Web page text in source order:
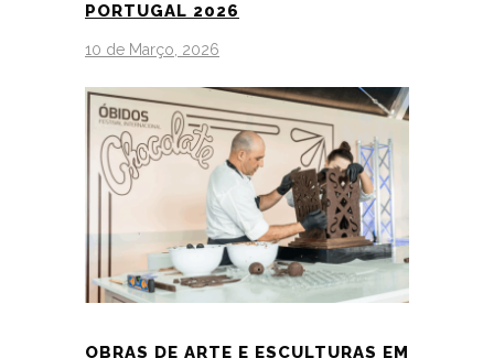
PORTUGAL 2026
10 de Março, 2026
OBRAS DE ARTE E ESCULTURAS EM